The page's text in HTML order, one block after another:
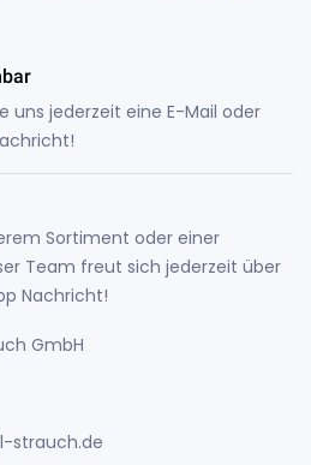
uns jederzeit eine E-Mail oder
Sortiment oder einer
Team freut sich jederzeit über
Nachricht!
GmbH
strauch.de